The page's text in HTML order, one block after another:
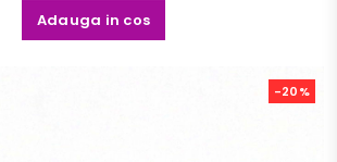
Adauga in cos
-20%